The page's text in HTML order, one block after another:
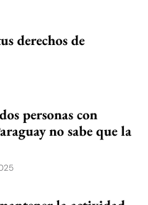
derechos de
personas con
no sabe que la